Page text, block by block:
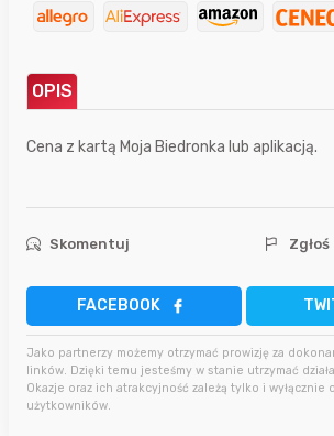
OPIS
Cena z kartą Moja Biedronka lub aplikacją.
Skomentuj Zgłoś
FACEBOOK
Jako partnerzy możemy otrzymać prowizję za
linków. Dzięki temu jesteśmy w stanie utrzymać
Okazje oraz ich atrakcyjność zależą tylko i wyłącznie
użytkowników.